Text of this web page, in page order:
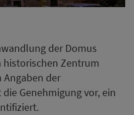
der Domus
historischen Zentrum
Angaben der
Genehmigung vor, ein